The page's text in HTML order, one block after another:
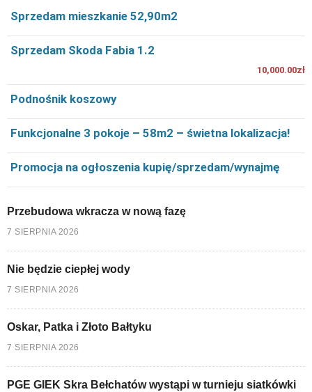
Sprzedam mieszkanie 52,90m2
Sprzedam Skoda Fabia 1.2
10,000.00zł
Podnośnik koszowy
Funkcjonalne 3 pokoje – 58m2 – świetna lokalizacja!
Promocja na ogłoszenia kupię/sprzedam/wynajmę
Przebudowa wkracza w nową fazę
7 SIERPNIA 2026
Nie będzie ciepłej wody
7 SIERPNIA 2026
Oskar, Patka i Złoto Bałtyku
7 SIERPNIA 2026
PGE GIEK Skra Bełchatów wystąpi w turnieju siatkówki